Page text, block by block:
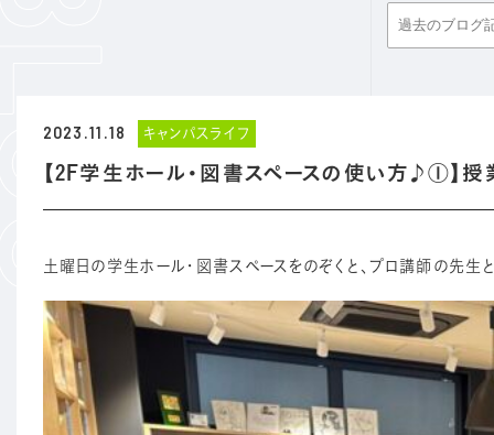
2023.11.18 キャンパスライフ
【2F学生ホール・図書スペースの使い方♪①】授
土曜日の学生ホール・図書スペースをのぞくと、プロ講師の先生